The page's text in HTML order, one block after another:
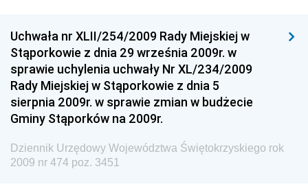
Dziennik Urzędowy Ministra Rozwoju
Dziennik Urzędowy Ministra Infrastruktury i
Budownictwa
Dziennik Urzędowy Ministra Gospodarki Morskiej i
Żeglugi Śródlądowej
Dziennik Urzędowy Ministra Energii
Dziennik Urzędowy Ministra Finansów
Uchwała nr XLII/254/2009 Rady Miejskiej w
Stąporkowie z dnia 29 września 2009r. w
sprawie uchylenia uchwały Nr XL/234/2009
Rady Miejskiej w Stąporkowie z dnia 5
sierpnia 2009r. w sprawie zmian w budżecie
Gminy Stąporków na 2009r.
Dziennik Urzędowy Województwa Świętokrzyskiego rok
2009 nr 474 poz. 3451